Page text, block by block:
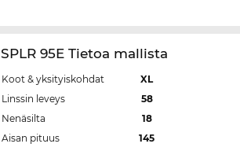
SPLR 95E Tietoa mallista
Koot & yksityiskohdat
XL
Linssin leveys
58
Nenäsilta
18
Aisan pituus
145